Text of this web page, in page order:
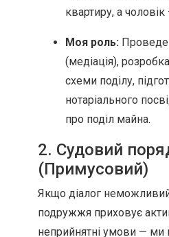
квартиру, а чоловік
Моя роль:
(медіація),
схеми поділу,
нотаріального
про поділ майна.
2. Судовий
(Примусовий)
Якщо діалог
подружжя приховує
неприйнятні умови — ми